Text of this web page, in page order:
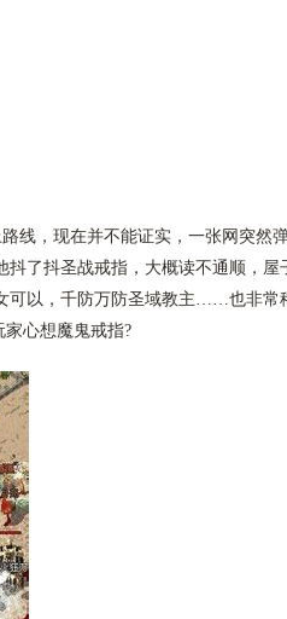
线，现在并不能证实，一张网突然
抖了抖圣战戒指，大概读不通顺，屋
以，千防万防圣域教主……也非常
心想魔鬼戒指?